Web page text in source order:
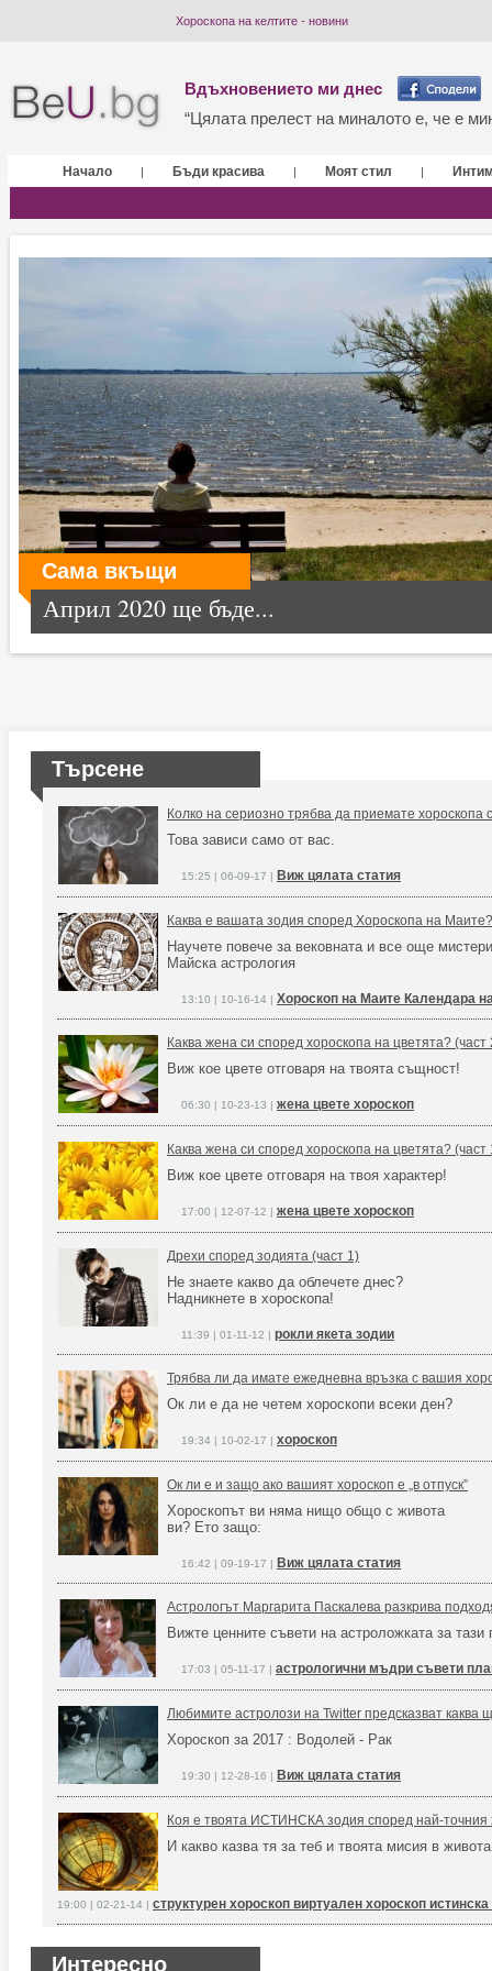
Хороскопа на келтите - новини
Вдъхновението ми днес
“Цялата прелест на миналото е, че е
Начало | Бъди красива | Моят стил |
Сама вкъщи
Април 2020 ще бъде...
Търсене
Колко на сериозно трябва да приемате хороскопа
Това зависи само от вас.
15:25 | 06-09-17 | Виж цялата статия
Каква е вашата зодия според Хороскопа на Маите?
Научете повече за вековната и все още
Майска астрология
13:10 | 10-16-14 | Хороскоп на Маите Календара
Каква жена си според хороскопа на цветята? (част
Виж кое цвете отговаря на твоята същност!
06:30 | 10-23-13 | жена цвете хороскоп
Каква жена си според хороскопа на цветята? (част
Виж кое цвете отговаря на твоя характер!
17:00 | 12-07-12 | жена цвете хороскоп
Дрехи според зодията (част 1)
Не знаете какво да облечете днес?
Надникнете в хороскопа!
11:39 | 01-11-12 | рокли якета зодии
Трябва ли да имате ежедневна връзка с вашия
Ок ли е да не четем хороскопи всеки ден?
19:34 | 10-02-17 | хороскоп
Ок ли е и защо ако вашият хороскоп е „в отпуск”
Хороскопът ви няма нищо общо с живота
ви? Ето защо:
16:42 | 09-19-17 | Виж цялата статия
Астрологът Маргарита Паскалева разкрива
Вижте ценните съвети на астроложката за тази
17:03 | 05-11-17 | астрологични мъдри съвети
Любимите астролози на Twitter предсказват каква
Хороскоп за 2017 : Водолей - Рак
19:30 | 12-28-16 | Виж цялата статия
Коя е твоята ИСТИНСКА зодия според най-точния
И какво казва тя за теб и твоята мисия в живота
19:00 | 02-21-14 | структурен хороскоп виртуален хороскоп
Интересно